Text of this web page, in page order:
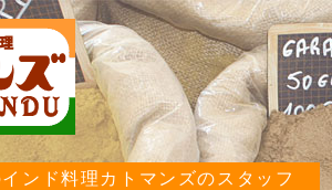
ンド料理カトマンズのスタッフ